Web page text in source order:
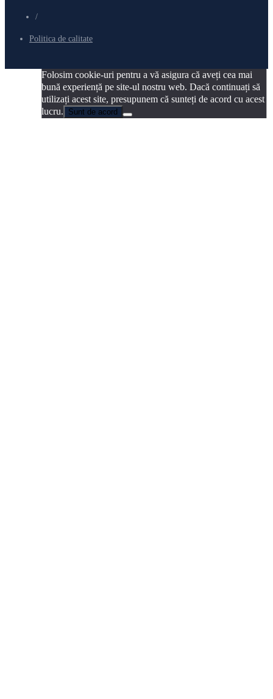
/
Politica de calitate
Folosim cookie-uri pentru a vă asigura că aveți cea mai
bună experiență pe site-ul nostru web. Dacă continuați să
utilizați acest site, presupunem că sunteți de acord cu acest
lucru.
Sunt de acord